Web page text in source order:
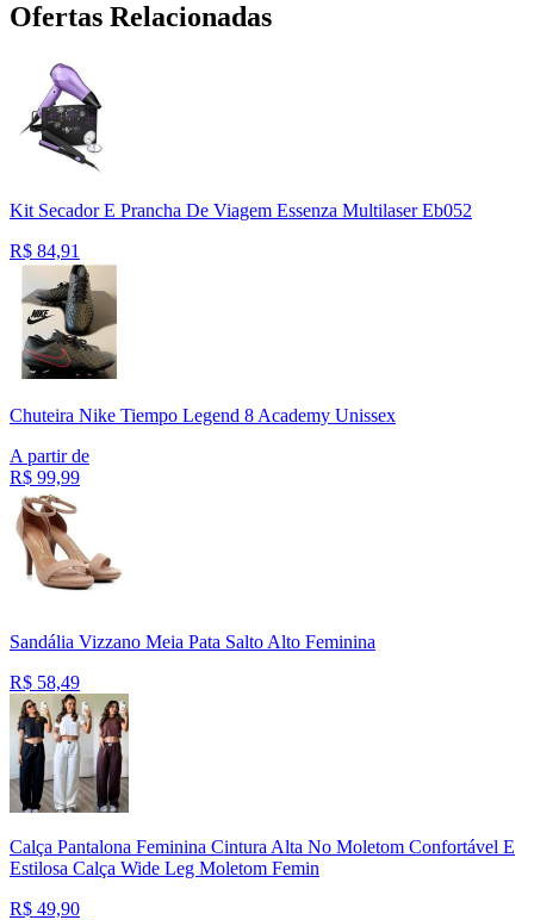
Ofertas Relacionadas
Kit Secador E Prancha De Viagem Essenza Multilaser Eb052
R$ 84,91
Chuteira Nike Tiempo Legend 8 Academy Unissex
A partir de
R$ 99,99
Sandália Vizzano Meia Pata Salto Alto Feminina
R$ 58,49
Calça Pantalona Feminina Cintura Alta No Moletom Confortável E
Estilosa Calça Wide Leg Moletom Femin
R$ 49,90